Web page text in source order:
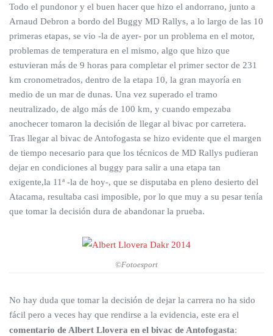
Todo el pundonor y el buen hacer que hizo el andorrano, junto a
Arnaud Debron a bordo del Buggy MD Rallys, a lo largo de las 10
primeras etapas, se vio -la de ayer- por un problema en el motor,
problemas de temperatura en el mismo, algo que hizo que
estuvieran más de 9 horas para completar el primer sector de 231
km cronometrados, dentro de la etapa 10, la gran mayoría en
medio de un mar de dunas. Una vez superado el tramo
neutralizado, de algo más de 100 km, y cuando empezaba
anochecer tomaron la decisión de llegar al bivac por carretera.
Tras llegar al bivac de Antofogasta se hizo evidente que el margen
de tiempo necesario para que los técnicos de MD Rallys pudieran
dejar en condiciones al buggy para salir a una etapa tan
exigente,la 11ª -la de hoy-, que se disputaba en pleno desierto del
Atacama, resultaba casi imposible, por lo que muy a su pesar tenía
que tomar la decisión dura de abandonar la prueba.
©Fotoesport
No hay duda que tomar la decisión de dejar la carrera no ha sido
fácil pero a veces hay que rendirse a la evidencia, este era el
comentario de Albert Llovera en el bivac de Antofogasta: